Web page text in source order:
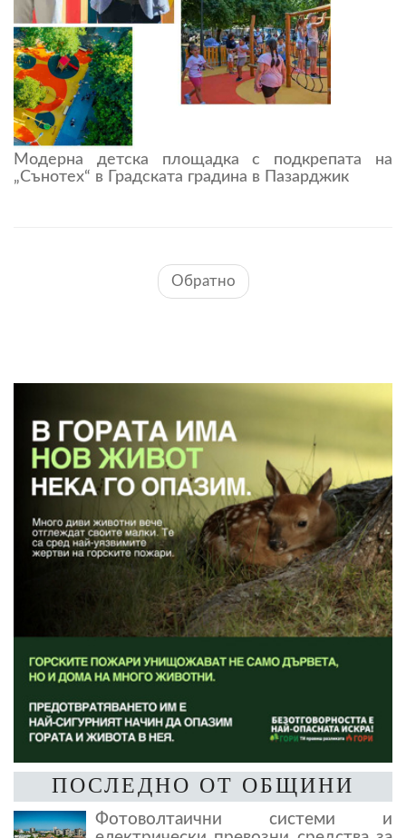
Модерна детска площадка с подкрепата на
„Сънотех“ в Градската градина в Пазарджик
Обратно
ПОСЛЕДНО ОТ ОБЩИНИ
Фотоволтаични системи и